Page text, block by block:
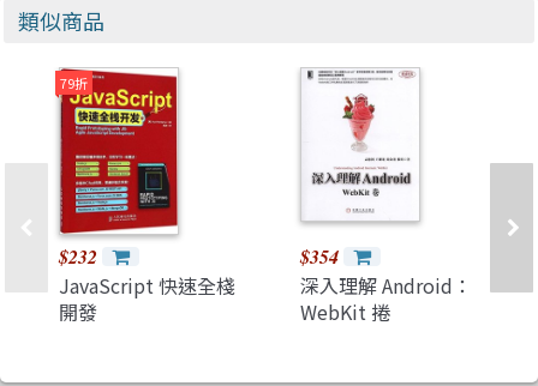
類似商品
79折
$232
JavaScript 快速全棧
開發
$354
深入理解 Android：
WebKit 捲